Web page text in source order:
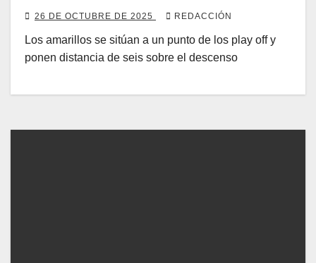
26 DE OCTUBRE DE 2025 REDACCIÓN
Los amarillos se sitúan a un punto de los play off y
ponen distancia de seis sobre el descenso